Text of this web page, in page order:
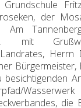
der
Am
mit
Herrn
Bürgermeister,
die